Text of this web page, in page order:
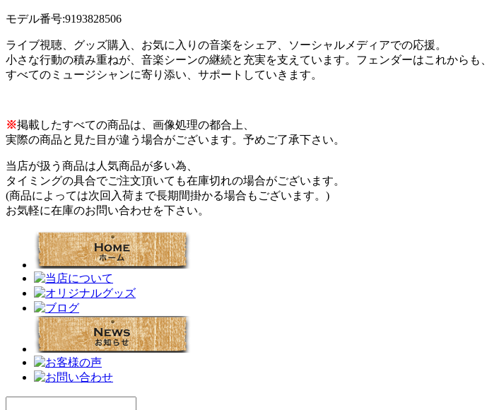
モデル番号:9193828506
ライブ視聴、グッズ購入、お気に入りの音楽をシェア、ソーシャルメディアでの応援。
小さな行動の積み重ねが、音楽シーンの継続と充実を支えています。フェンダーはこれからも、
すべてのミュージシャンに寄り添い、サポートしていきます。
※掲載したすべての商品は、画像処理の都合上、
実際の商品と見た目が違う場合がございます。予めご了承下さい。
当店が扱う商品は人気商品が多い為、
タイミングの具合でご注文頂いても在庫切れの場合がございます。
(商品によっては次回入荷まで長期間掛かる場合もございます。)
お気軽に在庫のお問い合わせを下さい。